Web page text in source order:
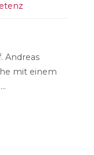
Andreas
mit einem